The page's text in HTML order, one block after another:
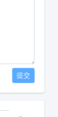
提交